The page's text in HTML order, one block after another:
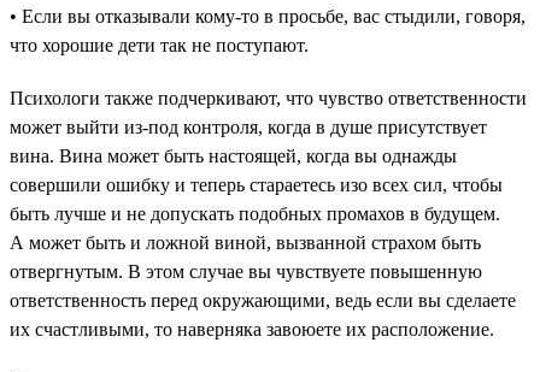
• Если вы отказывали кому-то в просьбе, вас стыдили, говоря,
что хорошие дети так не поступают.
Психологи также подчеркивают, что чувство ответственности
может выйти из-под контроля, когда в душе присутствует
вина. Вина может быть настоящей, когда вы однажды
совершили ошибку и теперь стараетесь изо всех сил, чтобы
быть лучше и не допускать подобных промахов в будущем.
А может быть и ложной виной, вызванной страхом быть
отвергнутым. В этом случае вы чувствуете повышенную
ответственность перед окружающими, ведь если вы сделаете
их счастливыми, то наверняка завоюете их расположение.